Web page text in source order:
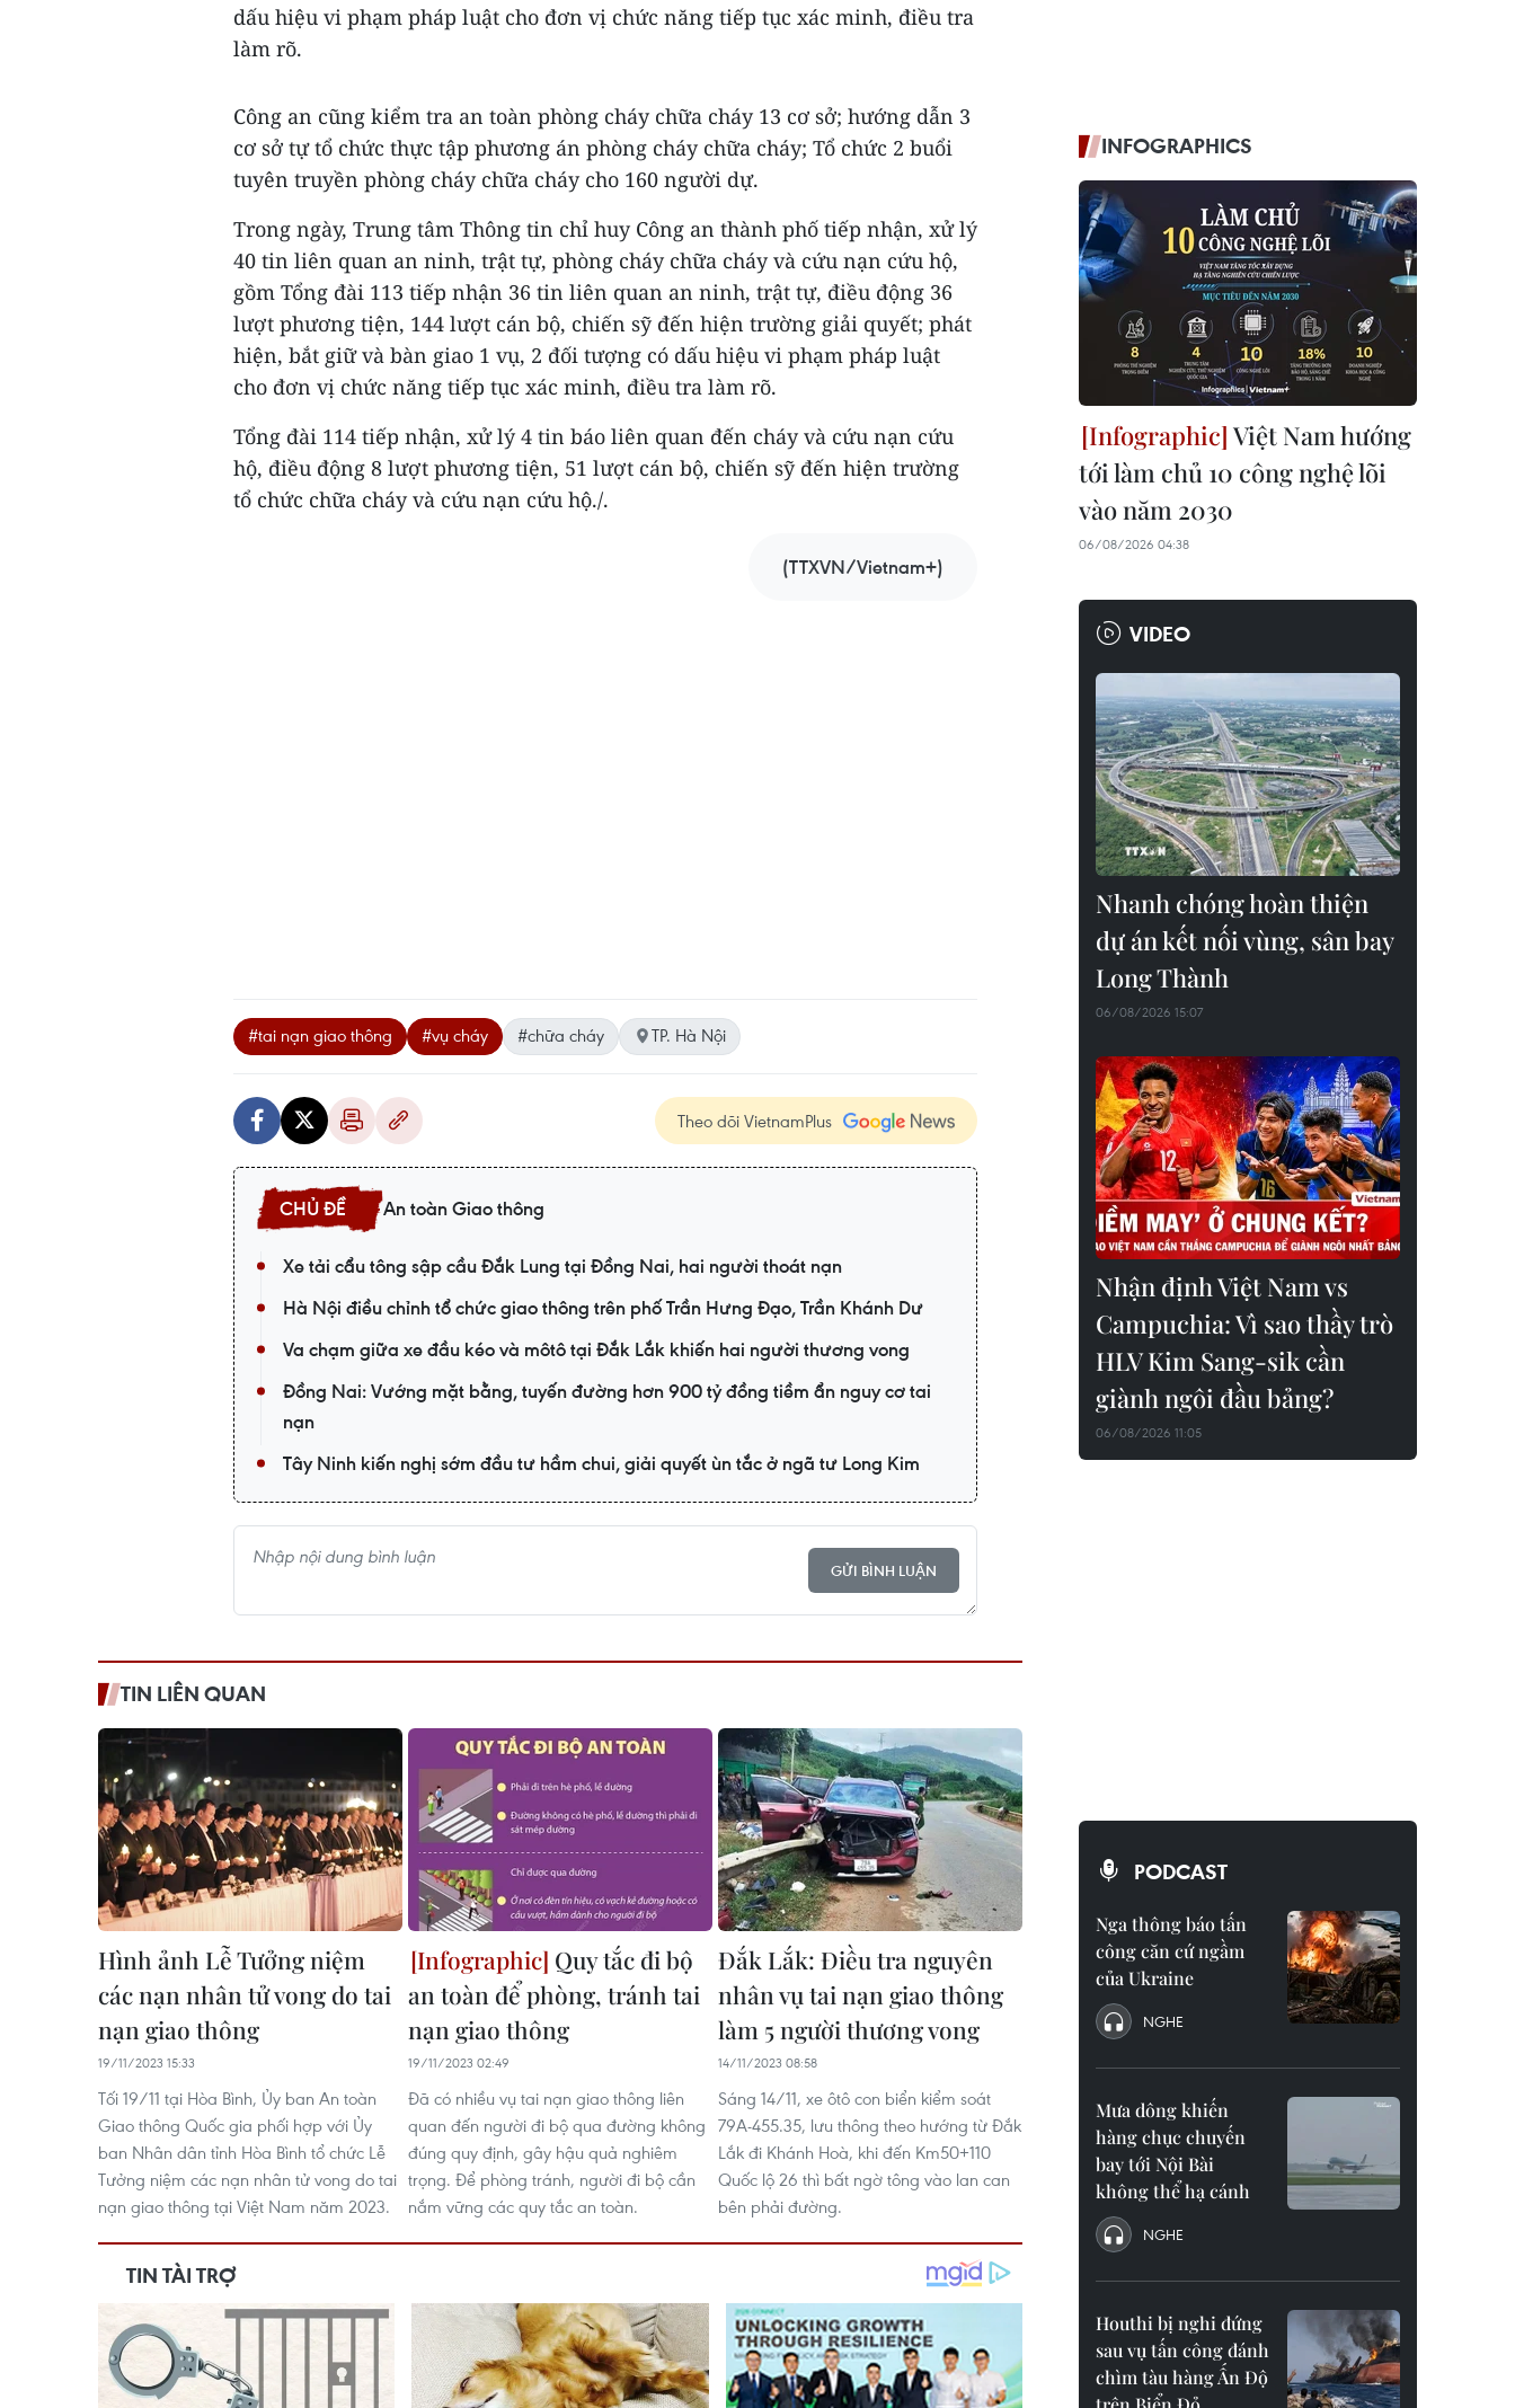
dấu hiệu vi phạm pháp luật cho đơn vị chức năng tiếp tục xác minh, điều tra
làm rõ.
Công an cũng kiểm tra an toàn phòng cháy chữa cháy 13 cơ sở; hướng dẫn 3
cơ sở tự tổ chức thực tập phương án phòng cháy chữa cháy; Tổ chức 2 buổi
tuyên truyền phòng cháy chữa cháy cho 160 người dự.
Trong ngày, Trung tâm Thông tin chỉ huy Công an thành phố tiếp nhận, xử lý
40 tin liên quan an ninh, trật tự, phòng cháy chữa cháy và cứu nạn cứu hộ,
gồm Tổng đài 113 tiếp nhận 36 tin liên quan an ninh, trật tự, điều động 36
lượt phương tiện, 144 lượt cán bộ, chiến sỹ đến hiện trường giải quyết; phát
hiện, bắt giữ và bàn giao 1 vụ, 2 đối tượng có dấu hiệu vi phạm pháp luật
cho đơn vị chức năng tiếp tục xác minh, điều tra làm rõ.
Tổng đài 114 tiếp nhận, xử lý 4 tin báo liên quan đến cháy và cứu nạn cứu
hộ, điều động 8 lượt phương tiện, 51 lượt cán bộ, chiến sỹ đến hiện trường
tổ chức chữa cháy và cứu nạn cứu hộ./.
(TTXVN/Vietnam+)
#tai nạn giao thông #vụ cháy #chữa cháy TP. Hà Nội
Theo dõi VietnamPlus
An toàn Giao thông
Xe tải cẩu tông sập cầu Đắk Lung tại Đồng Nai, hai người thoát nạn
Hà Nội điều chỉnh tổ chức giao thông trên phố Trần Hưng Đạo, Trần Khánh Dư
Va chạm giữa xe đầu kéo và môtô tại Đắk Lắk khiến hai người thương vong
Đồng Nai: Vướng mặt bằng, tuyến đường hơn 900 tỷ đồng tiềm ẩn nguy cơ tai
nạn
Tây Ninh kiến nghị sớm đầu tư hầm chui, giải quyết ùn tắc ở ngã tư Long Kim
GỬI BÌNH LUẬN
TIN LIÊN QUAN
Hình ảnh Lễ Tưởng niệm
các nạn nhân tử vong do tai
nạn giao thông
19/11/2023 15:33
Tối 19/11 tại Hòa Bình, Ủy ban An toàn
Giao thông Quốc gia phối hợp với Ủy
ban Nhân dân tỉnh Hòa Bình tổ chức Lễ
Tưởng niệm các nạn nhân tử vong do tai
nạn giao thông tại Việt Nam năm 2023.
Quy tắc đi bộ
an toàn để phòng, tránh tai
nạn giao thông
19/11/2023 02:49
Đã có nhiều vụ tai nạn giao thông liên
quan đến người đi bộ qua đường không
đúng quy định, gây hậu quả nghiêm
trọng. Để phòng tránh, người đi bộ cần
nắm vững các quy tắc an toàn.
Đắk Lắk: Điều tra nguyên
nhân vụ tai nạn giao thông
làm 5 người thương vong
14/11/2023 08:58
Sáng 14/11, xe ôtô con biển kiểm soát
79A-455.35, lưu thông theo hướng từ Đắk
Lắk đi Khánh Hoà, khi đến Km50+110
Quốc lộ 26 thì bất ngờ tông vào lan can
bên phải đường.
INFOGRAPHICS
Việt Nam hướng
tới làm chủ 10 công nghệ lõi
vào năm 2030
06/08/2026 04:38
VIDEO
Nhanh chóng hoàn thiện
dự án kết nối vùng, sân bay
Long Thành
06/08/2026 15:07
Nhận định Việt Nam vs
Campuchia: Vì sao thầy trò
HLV Kim Sang-sik cần
giành ngôi đầu bảng?
06/08/2026 11:05
PODCAST
Nga thông báo tấn
công căn cứ ngầm
của Ukraine
NGHE
Mưa dông khiến
hàng chục chuyến
bay tới Nội Bài
không thể hạ cánh
NGHE
Houthi bị nghi đứng
sau vụ tấn công đánh
chìm tàu hàng Ấn Độ